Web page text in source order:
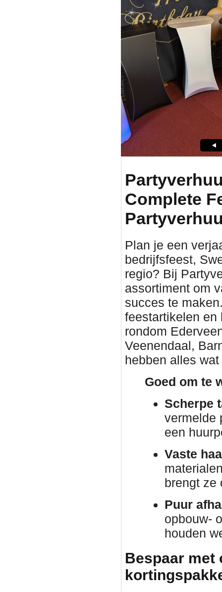
Complete
Plan je een
bedrijfsfeest,
regio? Bij
assortiment om
succes te
feestartikelen en
rondom
Veenendaal,
hebben alles
Goed om te
Scherpe
vermelde
een
Vaste
brengt
Puur
opbouw-
houden
Bespaar met